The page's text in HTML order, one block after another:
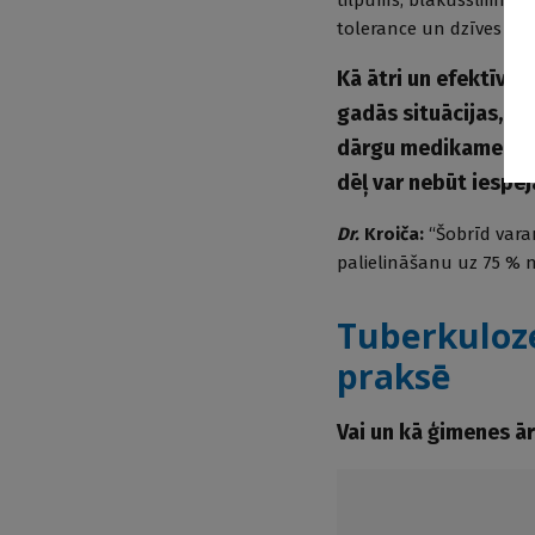
tolerance un dzīves
Kā ātri un efektīvi
gadās situācijas,
dārgu
dēļ var nebūt
Dr. Kroiča: “Šobrīd
palielināšanu uz 75 %
praksē
Vai un kā ģimenes